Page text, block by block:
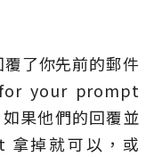
了你先前的郵件
your prompt
果他們的回覆並
掉就可以，或